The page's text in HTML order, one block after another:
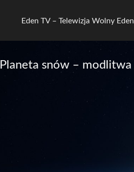
Eden TV – Telewizja Wolny Eden
snów – modlitwa